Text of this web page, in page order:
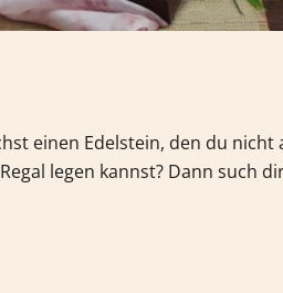
einen Edelstein, den du nicht
legen kannst? Dann such